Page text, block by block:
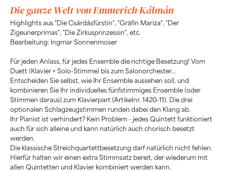
Die ganze Welt von Emmerich Kálmán
Highlights aus "Die Csárdásfürstin", "Gräfin Mariza", "Der
Zigeunerprimas", "Die Zirkusprinzessin", etc.
Bearbeitung: Ingmar Sonnenmoser
Für jeden Anlass, für jedes Ensemble die richtige Besetzung! Vom
Duett (Klavier + Solo-Stimme) bis zum Salonorchester...
Entscheiden Sie selbst, wie Ihr Ensemble aussehen soll, und
kombinieren Sie Ihr individuelles fünfstimmiges Ensemble (oder
Stimmen daraus) zum Klavierpart (Artikelnr. 1420-11). Die drei
optionalen Schlagzeugstimmen runden dabei den Klang ab.
Ihr Pianist ist verhindert? Kein Problem - jedes Quintett funktioniert
auch für sich alleine und kann natürlich auch chorisch besetzt
werden.
Die klassische Streichquartettbesetzung darf natürlich nicht fehlen.
Hierfür halten wir einen extra Stimmsatz bereit, der wiederum mit
allen Quintetten und Klavier kombiniert werden kann.